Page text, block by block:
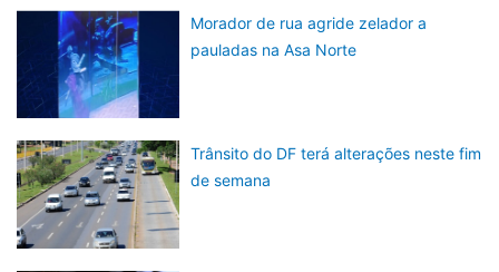
Morador de rua agride zelador a
pauladas na Asa Norte
Trânsito do DF terá alterações neste fim
de semana